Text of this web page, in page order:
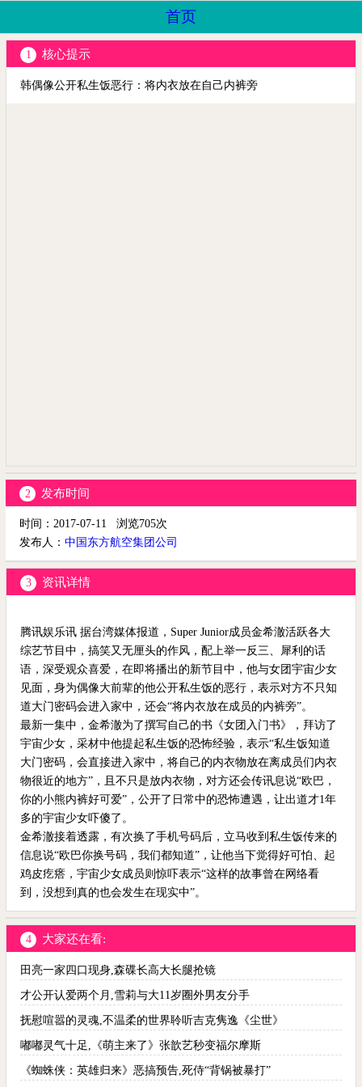
首页
1 核心提示
韩偶像公开私生饭恶行：将内衣放在自己内裤旁
2 发布时间
时间：2017-07-11 浏览705次
发布人：中国东方航空集团公司
3 资讯详情
腾讯娱乐讯 据台湾媒体报道，Super Junior成员金希澈活跃各大
综艺节目中，搞笑又无厘头的作风，配上举一反三、犀利的话
语，深受观众喜爱，在即将播出的新节目中，他与女团宇宙少女
见面，身为偶像大前辈的他公开私生饭的恶行，表示对方不只知
道大门密码会进入家中，还会“将内衣放在成员的内裤旁”。
最新一集中，金希澈为了撰写自己的书《女团入门书》，拜访了
宇宙少女，采材中他提起私生饭的恐怖经验，表示“私生饭知道
大门密码，会直接进入家中，将自己的内衣物放在离成员们内衣
物很近的地方”，且不只是放内衣物，对方还会传讯息说“欧巴，
你的小熊内裤好可爱”，公开了日常中的恐怖遭遇，让出道才1年
多的宇宙少女吓傻了。
金希澈接着透露，有次换了手机号码后，立马收到私生饭传来的
信息说“欧巴你换号码，我们都知道”，让他当下觉得好可怕、起
鸡皮疙瘩，宇宙少女成员则惊吓表示“这样的故事曾在网络看
到，没想到真的也会发生在现实中”。
4 大家还在看:
田亮一家四口现身,森碟长高大长腿抢镜
才公开认爱两个月,雪莉与大11岁圈外男友分手
抚慰喧嚣的灵魂,不温柔的世界聆听吉克隽逸《尘世》
嘟嘟灵气十足,《萌主来了》张歆艺秒变福尔摩斯
《蜘蛛侠：英雄归来》恶搞预告,死侍“背锅被暴打”